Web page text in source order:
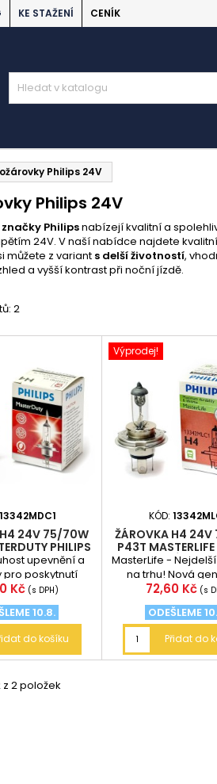
KE STAŽENÍ CENÍK
Philips 24V
Philips 24V
Philipsnabízejí kvalitní a
24V. V naší nabídce najdete
můžete z variant s delší životností,
a vyšší kontrast při noční jízdě.
2
13342MDC1
24V 75/70W
PHILIPS
upevnění a
pro poskytnutí
ochrany před
nárazy...
Kč (s DPH)
10.8.
do košíku
Výprodej!
KÓD:
ŽÁROVKA H4
P43T MASTERLIFE
4X DELŠÍ
MasterLife -
na trhu! Nová
žárovek MasterLife
čtyřikrát...
Cena
72,60 Kč (s
ODEŠLEME
Přidat do
2 položek